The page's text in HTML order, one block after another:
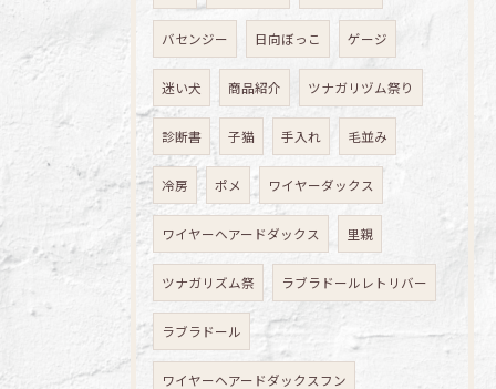
バセンジー 日向ぼっこ ゲージ
迷い犬 商品紹介 ツナガリヅム祭り
診断書 子猫 手入れ 毛並み
冷房 ポメ ワイヤーダックス
ワイヤーヘアードダックス 里親
ツナガリズム祭 ラブラドールレトリバー
ラブラドール
ワイヤーヘアードダックスフン